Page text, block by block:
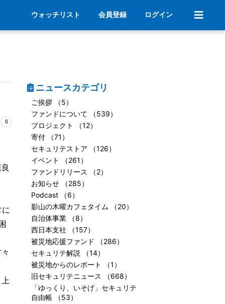
ウォッチリスト 会員登録 ログイン
ニュースカテゴリ
ご挨拶 （5）
ファンドについて （539）
プロジェクト （12）
寄付 （71）
セキュリテストア （126）
イベント （261）
ファンドリリース （2）
お知らせ （285）
Podcast （6）
影山の木曜カフェタイム （20）
自治体事業 （8）
西日本支社 （157）
被災地応援ファンド （286）
セキュリテ解説 （14）
被災地からのレポート （1）
旧セキュリテニュース （668）
「ゆっくり、いそげ」セキュリテ
自由帳 （53）